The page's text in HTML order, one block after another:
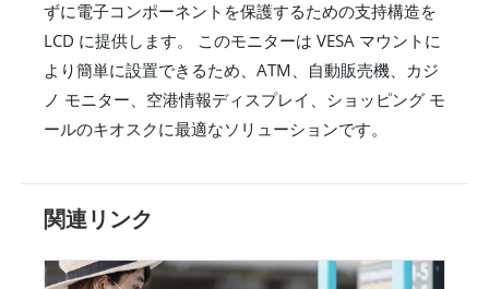
ずに電子コンポーネントを保護するための支持構造を
LCD に提供します。 このモニターは VESA マウントに
より簡単に設置できるため、ATM、自動販売機、カジ
ノ モニター、空港情報ディスプレイ、ショッピング モ
ールのキオスクに最適なソリューションです。
関連リンク